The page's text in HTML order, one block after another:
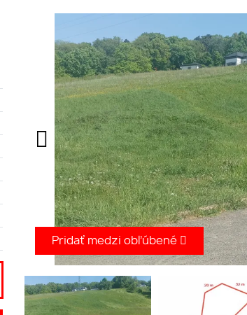
Pridať medzi obľúbené